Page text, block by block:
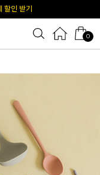
인 쿠폰
0